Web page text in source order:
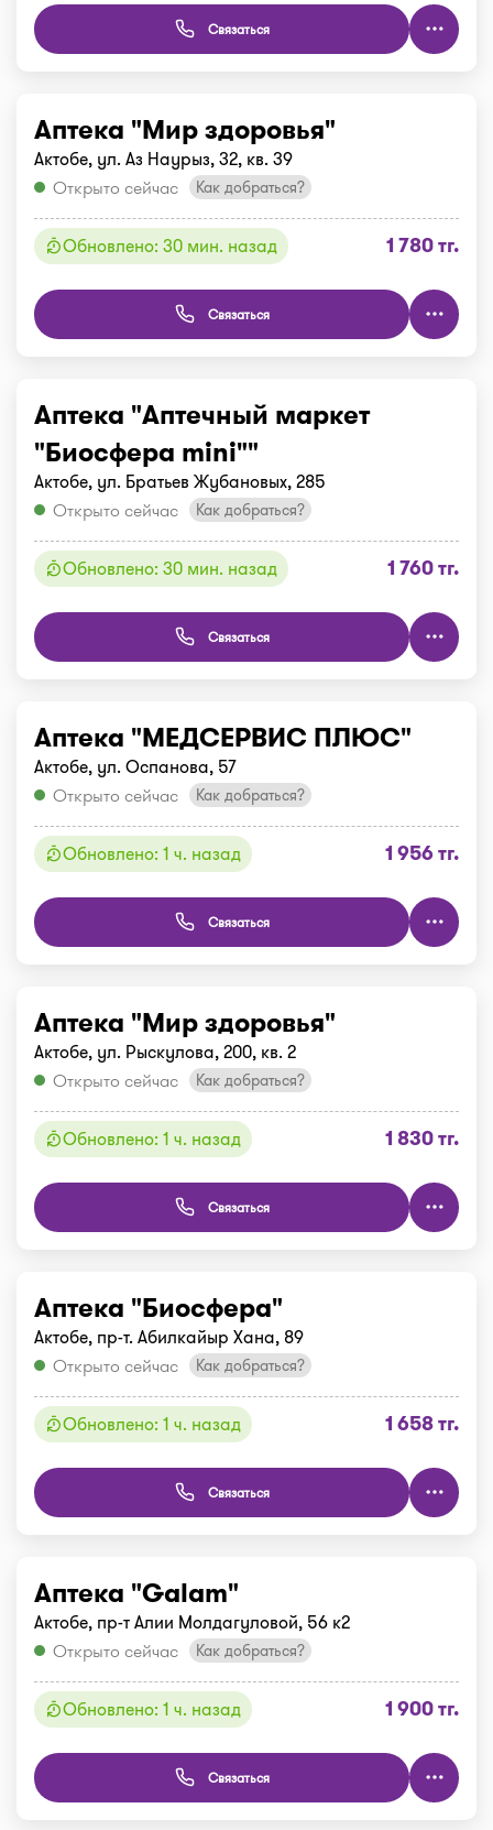
Связаться
Аптека "Мир здоровья"
Актобе, ул. Аз Наурыз, 32, кв. 39
Открыто сейчас
Как добраться?
Обновлено: 30 мин. назад 1 780 тг.
Связаться
Аптека "Аптечный маркет
"Биосфера mini""
Актобе, ул. Братьев Жубановых, 285
Открыто сейчас
Как добраться?
Обновлено: 30 мин. назад 1 760 тг.
Связаться
Аптека "МЕДСЕРВИС ПЛЮС"
Актобе, ул. Оспанова, 57
Открыто сейчас
Как добраться?
Обновлено: 1 ч. назад 1 956 тг.
Связаться
Аптека "Мир здоровья"
Актобе, ул. Рыскулова, 200, кв. 2
Открыто сейчас
Как добраться?
Обновлено: 1 ч. назад 1 830 тг.
Связаться
Аптека "Биосфера"
Актобе, пр-т. Абилкайыр Хана, 89
Открыто сейчас
Как добраться?
Обновлено: 1 ч. назад 1 658 тг.
Связаться
Аптека "Galam"
Актобе, пр-т Алии Молдагуловой, 56 к2
Открыто сейчас
Как добраться?
Обновлено: 1 ч. назад 1 900 тг.
Связаться